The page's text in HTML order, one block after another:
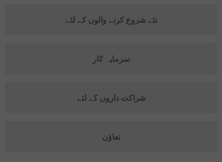
نئے شروع کرنے والوں کے لئے
سرمایہ کار
شراکت داروں کے لئے
تعاؤن